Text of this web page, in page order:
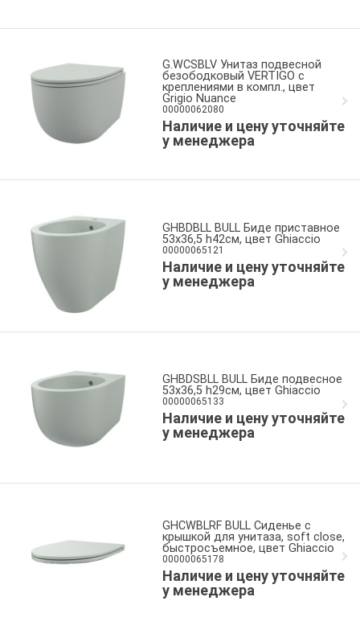
G.WCSBLV Унитаз подвесной
безободковый VERTIGO с
креплениями в компл., цвет
Grigio Nuance
00000062080
Наличие и цену уточняйте
у менеджера
GHBDBLL BULL Биде приставное
53x36,5 h42см, цвет Ghiaccio
00000065121
Наличие и цену уточняйте
у менеджера
GHBDSBLL BULL Биде подвесное
53x36,5 h29см, цвет Ghiaccio
00000065133
Наличие и цену уточняйте
у менеджера
GHCWBLRF BULL Сиденье с
крышкой для унитаза, soft close,
быстросъемное, цвет Ghiaccio
00000065178
Наличие и цену уточняйте
у менеджера